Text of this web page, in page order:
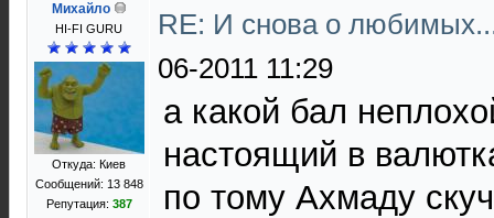
Михайло
HI-FI GURU
Откуда: Киев
Сообщений: 13 848
Репутация: 387
RE: И снова о
06-2011 11:29
а какой бал
настоящий в
по тому Ахмаду